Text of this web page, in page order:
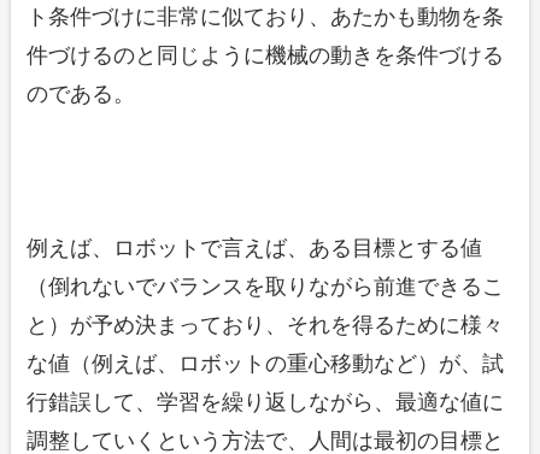
ト条件づけに非常に似ており、あたかも動物を条
件づけるのと同じように機械の動きを条件づける
のである。
例えば、ロボットで言えば、ある目標とする値
（倒れないでバランスを取りながら前進できるこ
と）が予め決まっており、それを得るために様々
な値（例えば、ロボットの重心移動など）が、試
行錯誤して、学習を繰り返しながら、最適な値に
調整していくという方法で、人間は最初の目標と